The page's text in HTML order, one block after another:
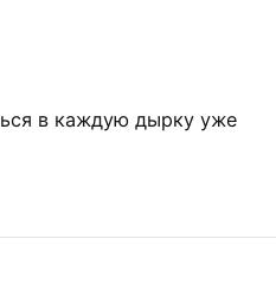
в каждую дырку уже